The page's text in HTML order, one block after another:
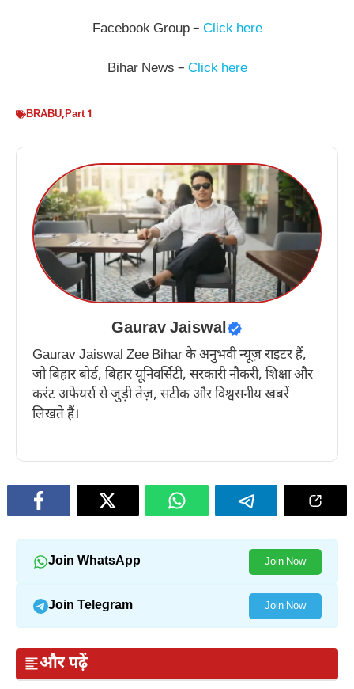
Facebook Group – Click here
Bihar News – Click here
BRABU,Part 1
Gaurav Jaiswal
Gaurav Jaiswal Zee Bihar के अनुभवी न्यूज़ राइटर हैं,
जो बिहार बोर्ड, बिहार यूनिवर्सिटी, सरकारी नौकरी, शिक्षा और
करंट अफेयर्स से जुड़ी तेज़, सटीक और विश्वसनीय खबरें
लिखते हैं।
Join WhatsApp Join Now
Join Telegram Join Now
और पढ़ें